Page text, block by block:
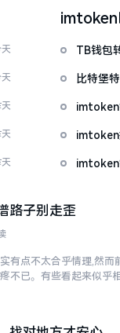
TB钱包
比特堡
imtoken
imtoken
imtoken
路子别走歪
有点不太合乎情理,然
不已。有些看起来似乎